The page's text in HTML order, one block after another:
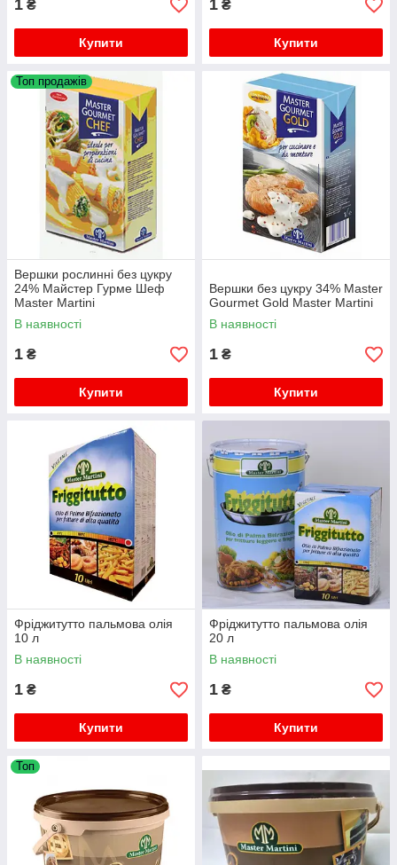
1 ₴
Купити
1 ₴
Купити
Топ продажів
Вершки рослинні без цукру
24% Майстер Гурме Шеф
Master Martini
В наявності
1 ₴
Купити
Вершки без цукру 34% Master
Gourmet Gold Master Martini
В наявності
1 ₴
Купити
Фріджитутто пальмова олія
10 л
В наявності
1 ₴
Купити
Фріджитутто пальмова олія
20 л
В наявності
1 ₴
Купити
Топ